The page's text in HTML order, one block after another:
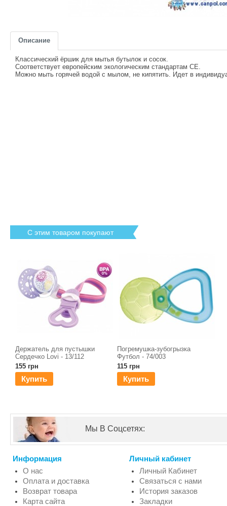
Описание
Классический ёршик для мытья бутылок и сосок.
Соответствует европейским экологическим стандартам СЕ.
Можно мыть горячей водой с мылом, не кипятить. Идет в
С этим товаром покупают
Держатель для пустышки
Сердечко Lovi - 13/112
155 грн
Купить
Погремушка-зубогрызка
Футбол - 74/003
115 грн
Купить
Мы В Соцсетях:
Информация
О нас
Оплата и доставка
Возврат товара
Карта сайта
Личный кабинет
Личный Кабинет
Связаться с нами
История заказов
Закладки